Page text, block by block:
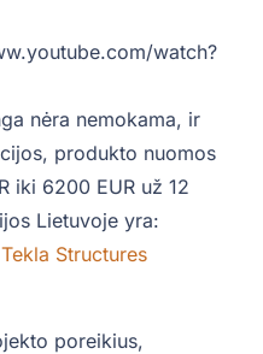
watch?
nėra nemokama, ir
produkto nuomos
iki 6200 EUR už 12
Lietuvoje yra:
Tekla Structures
poreikius,